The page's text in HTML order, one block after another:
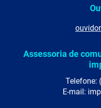
Assessoria de
Telefone:
E-mail: